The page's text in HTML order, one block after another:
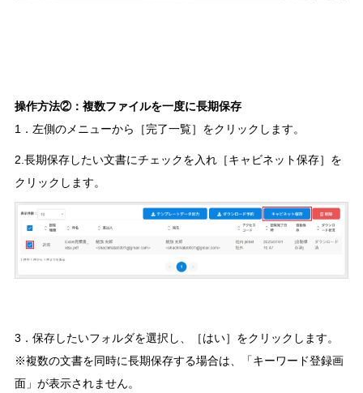
操作方法②：複数ファイルを一度に長期保存
1．左側のメニューから［完了一覧］をクリックします。
2.長期保存したい文書にチェックを入れ［キャビネット保存］を
クリックします。
3．保存したいフォルダを選択し、［はい］をクリックします。
※複数の文書を同時に長期保存する場合は、「キーワード登録画
面」が表示されません。